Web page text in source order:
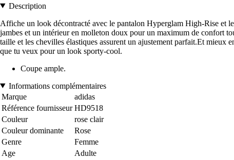
Description
Affiche un look décontracté avec le pantalon Hyperglam High-Rise et
jambes et un intérieur en molleton doux pour un maximum de confort
taille et les chevilles élastiques assurent un ajustement parfait.Et mieux
que tu veux pour un look sporty-cool.
Coupe ample.
Informations complémentaires
Marque
adidas
Référence fournisseur HD9518
Couleur
rose clair
Couleur dominante
Rose
Genre
Femme
Age
Adulte